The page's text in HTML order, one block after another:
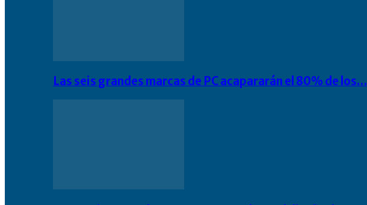
Las seis grandes marcas de PC acapararán el 80% de los…